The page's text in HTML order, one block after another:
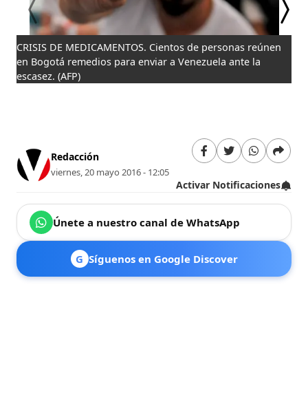
CRISIS DE MEDICAMENTOS. Cientos de personas reúnen
en Bogotá remedios para enviar a Venezuela ante la
escasez. (AFP)
Redacción
viernes, 20 mayo 2016 - 12:05
Activar Notificaciones
Únete a nuestro canal de WhatsApp
G Síguenos en Google Discover